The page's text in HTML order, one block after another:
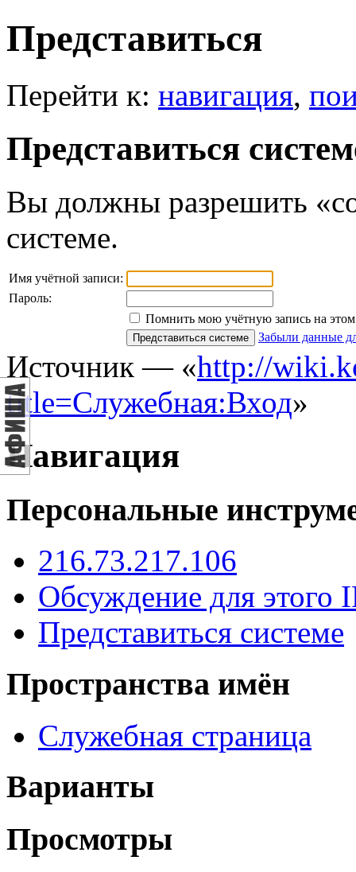
Представиться
Перейти к: навигация,
Представиться
Вы должны разрешить
системе.
Имя учётной записи:
Пароль:
Помнить мою учётную запись на
Забыли данные
Источник — «http://
title=Служебная:Вход»
Навигация
Персональные
216.73.217.106
Обсуждение для этого
Представиться системе
Пространства имён
Служебная страница
Варианты
Просмотры